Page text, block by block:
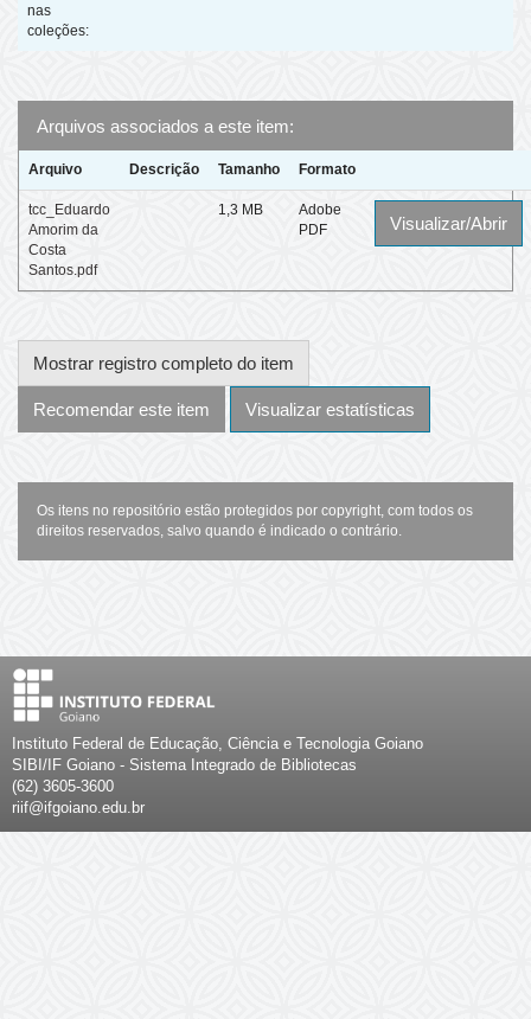
nas
coleções:
Arquivos associados a este item:
Arquivo Descrição Tamanho Formato
tcc_Eduardo
Amorim da
Costa
Santos.pdf
1,3 MB
Adobe
PDF
Visualizar/Abrir
Mostrar registro completo do item
Recomendar este item Visualizar estatísticas
Os itens no repositório estão protegidos por copyright, com todos os
direitos reservados, salvo quando é indicado o contrário.
Instituto Federal de Educação, Ciência e Tecnologia Goiano
SIBI/IF Goiano - Sistema Integrado de Bibliotecas
(62) 3605-3600
riif@ifgoiano.edu.br